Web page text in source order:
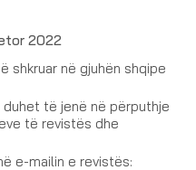
2022
shkruar në gjuhën shqipe
duhet të jenë në përputhje
të revistës dhe
e-mailin e revistës: